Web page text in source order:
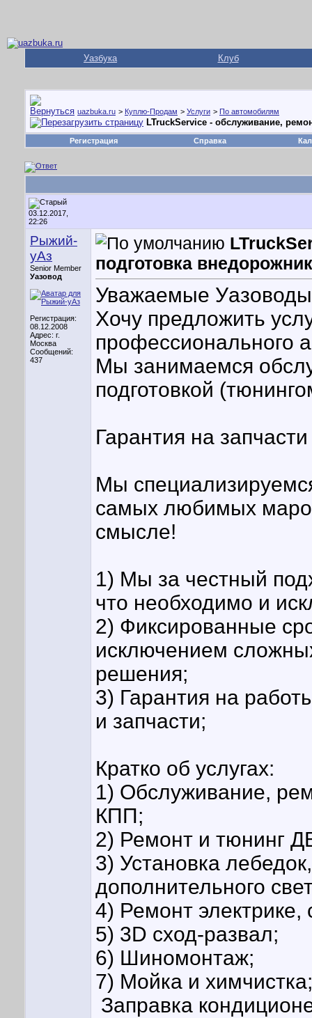
Уазбука Клуб
uazbuka.ru > Куплю-Продам > Услуги > По автомобилям
LTruckService - обслуживание,
Регистрация Справка
03.12.2017,
22:26
Рыжий-
уАз
Senior Member
Уазовод
Регистрация:
08.12.2008
Адрес: г.
Москва
Сообщений:
437
подготовка
Уважаемые
Хочу предложить
профессионального
Мы занимаемся
подготовкой
Гарантия на
Мы
самых любимых
смысле!
1) Мы за честный
что необходимо и
2) Фиксированные
исключением
решения;
3) Гарантия на
и запчасти;
Кратко об услугах:
1) Обслуживание,
КПП;
2) Ремонт и тюнинг
3) Установка
дополнительного
4) Ремонт электрике,
5) 3D сход-развал;
6) Шиномонтаж;
7) Мойка и химчистка;
Заправка